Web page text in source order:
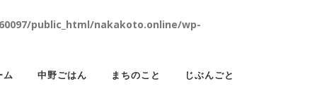
public_html/nakakoto.online/wp-
ム 中野ごはん まちのこと じぶんごと